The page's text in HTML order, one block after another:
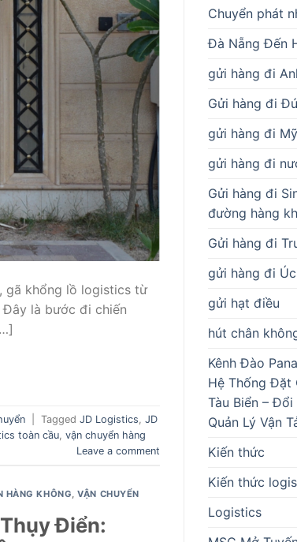
gã khổng lồ logistics từ
Đây là bước đi chiến
Tagged JD Logistics JD
toàn cầu vận chuyển hàng
Leave a comment
HÀNG KHÔNG,VẬN CHUYỂN
Điển:
Chuyển phát
Đà Nẵng Đến
gửi hàng đi
Gửi hàng đi
gửi hàng đi Mỹ
gửi hàng đi
Gửi hàng đi
đường hàng
Gửi hàng đi
gửi hàng đi Úc
gửi hạt điều
hút chân
Kênh Đào
Hệ Thống Đặt
Tàu Biển –
Quản Lý Vận
Kiến thức
Kiến thức
Logistics